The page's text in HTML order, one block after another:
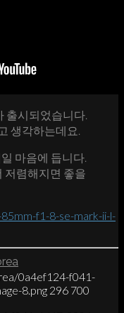
출시되었습니다.
생각하는데요.
마음에 듭니다.
저렴해지면 좋을
f1-8-se-mark-ii-l-
0a4ef124-f041-
8.png 296 700